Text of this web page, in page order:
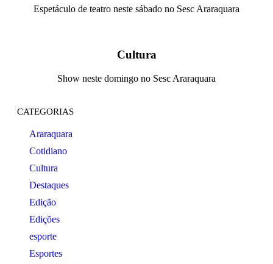
Espetáculo de teatro neste sábado no Sesc Araraquara
Cultura
Show neste domingo no Sesc Araraquara
CATEGORIAS
Araraquara
Cotidiano
Cultura
Destaques
Edição
Edições
esporte
Esportes